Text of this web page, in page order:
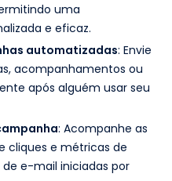
uma
e eficaz.
automatizadas: Envie
acompanhamentos ou
após alguém usar seu
: Acompanhe as
cliques e métricas de
e-mail iniciadas por